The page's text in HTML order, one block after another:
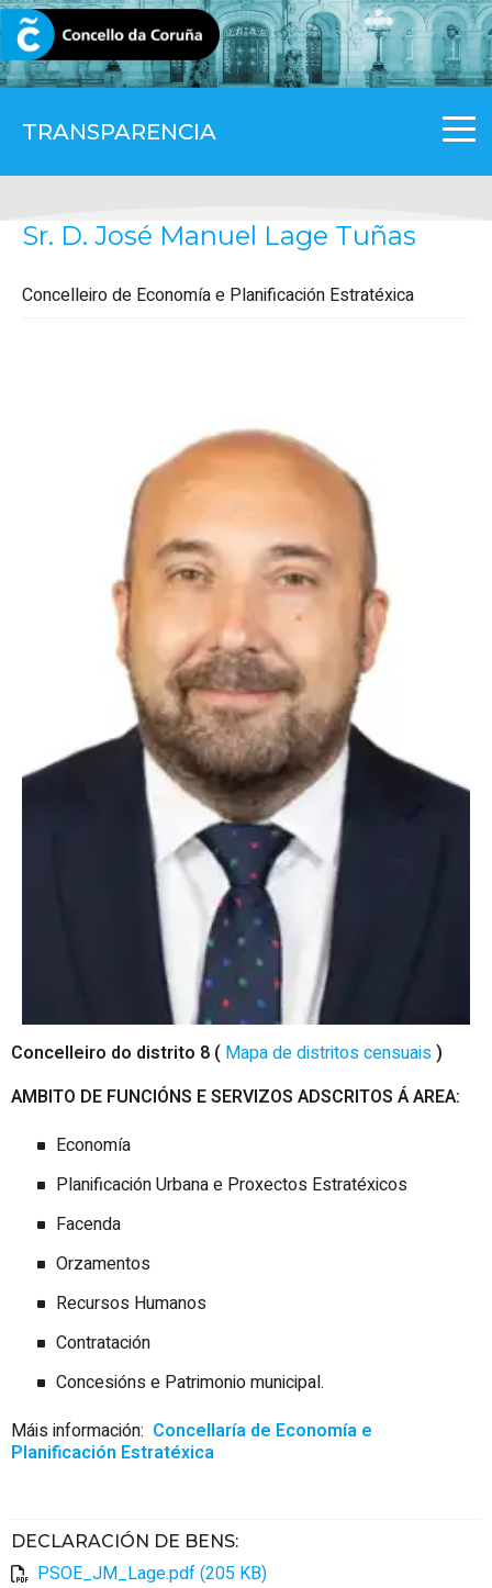
TRANSPARENCIA
CORUNA.GAL
Sr. D. José Manuel Lage Tuñas
Concelleiro de Economía e Planificación Estratéxica
Concelleiro do distrito 8 ( Mapa de distritos censuais)
AMBITO DE FUNCIÓNS E SERVIZOS ADSCRITOS Á AREA:
Economía
Planificación Urbana e Proxectos Estratéxicos
Facenda
Orzamentos
Recursos Humanos
Contratación
Concesións e Patrimonio municipal.
Máis información: Concellaría de Economía e
Planificación Estratéxica
DECLARACIÓN DE BENS:
PSOE_JM_Lage.pdf (205 KB)